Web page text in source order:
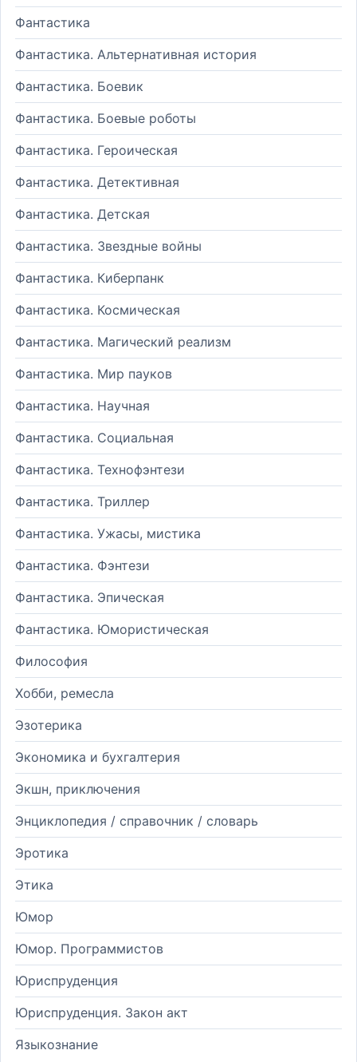
Фантастика
Фантастика. Альтернативная история
Фантастика. Боевик
Фантастика. Боевые роботы
Фантастика. Героическая
Фантастика. Детективная
Фантастика. Детская
Фантастика. Звездные войны
Фантастика. Киберпанк
Фантастика. Космическая
Фантастика. Магический реализм
Фантастика. Мир пауков
Фантастика. Научная
Фантастика. Социальная
Фантастика. Технофэнтези
Фантастика. Триллер
Фантастика. Ужасы, мистика
Фантастика. Фэнтези
Фантастика. Эпическая
Фантастика. Юмористическая
Философия
Хобби, ремесла
Эзотерика
Экономика и бухгалтерия
Экшн, приключения
Энциклопедия / справочник / словарь
Эротика
Этика
Юмор
Юмор. Программистов
Юриспруденция
Юриспруденция. Закон акт
Языкознание